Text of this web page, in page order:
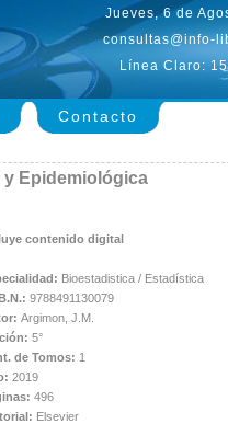
Jueves, 6 de
consultas@info-
Línea Claro:
Contacto
y Epidemiológica
contenido digital
Bioestadistica / Estadística
9788491130079
Argimon, J.M.
5°
de Tomos: 1
2019
496
Elsevier